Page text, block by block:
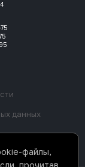
данных
файлы,
прочитав